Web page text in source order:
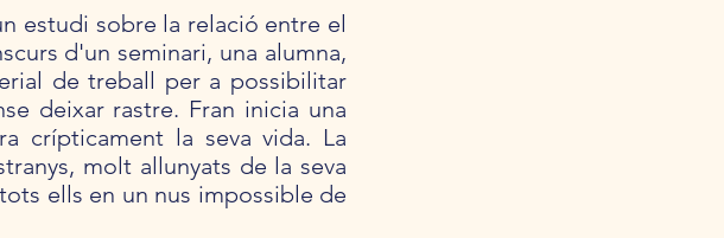
estudi sobre la relació entre el
d'un seminari, una alumna,
de treball per a possibilitar
deixar rastre. Fran inicia una
crípticament la seva vida. La
molt allunyats de la seva
ells en un nus impossible de